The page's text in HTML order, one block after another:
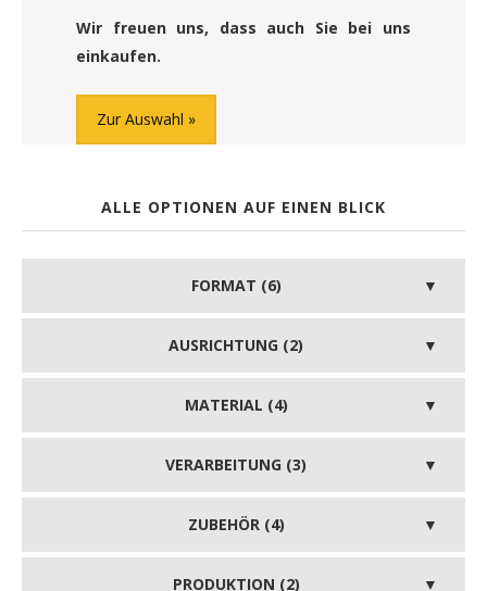
Wir freuen uns, dass auch Sie bei uns
einkaufen.
Zur Auswahl
ALLE OPTIONEN AUF EINEN BLICK
FORMAT (6)
AUSRICHTUNG (2)
MATERIAL (4)
VERARBEITUNG (3)
ZUBEHÖR (4)
PRODUKTION (2)